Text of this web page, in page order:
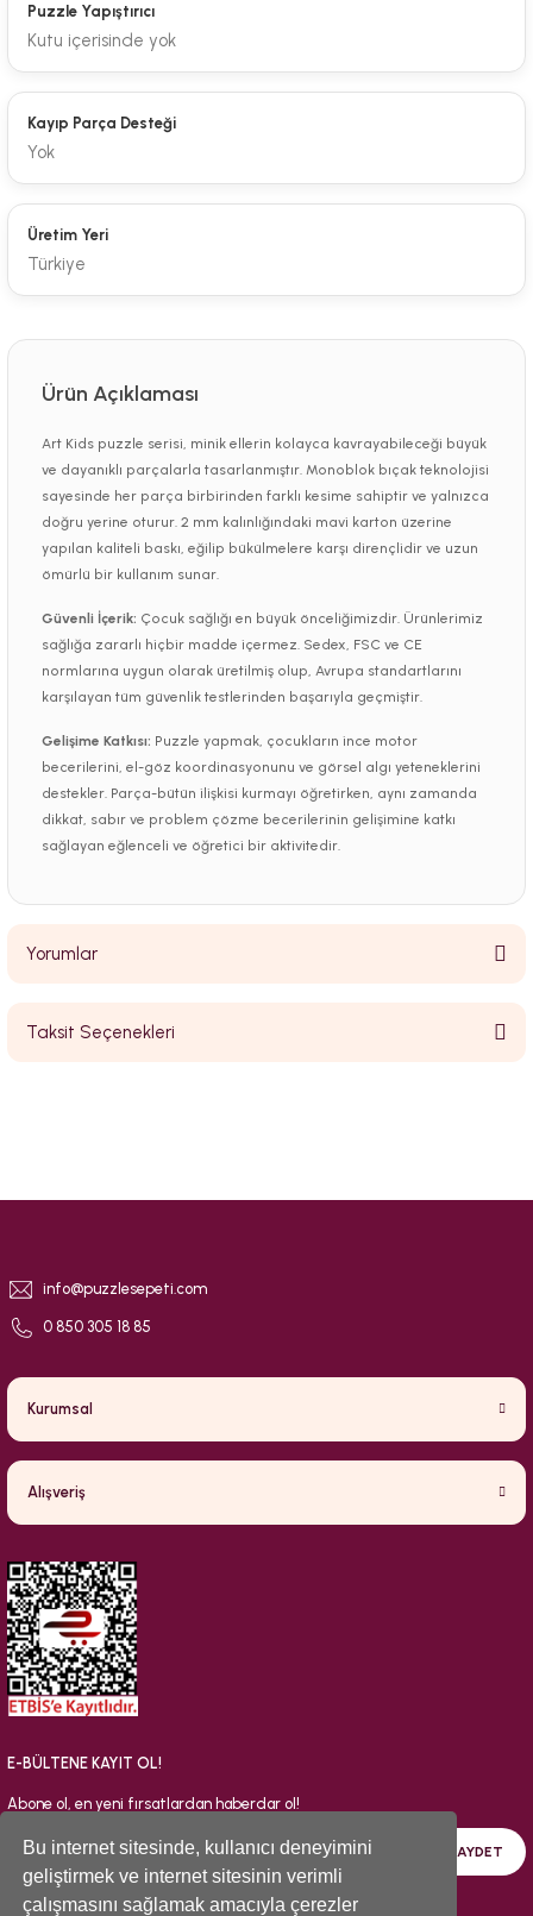
Bu internet sitesinde, kullanıcı deneyimini
geliştirmek ve internet sitesinin verimli
çalışmasını sağlamak amacıyla çerezler
Puzzle Yapıştırıcı
Kutu içerisinde yok
Kayıp Parça Desteği
Yok
Üretim Yeri
Türkiye
Ürün Açıklaması
Art Kids puzzle serisi, minik ellerin kolayca kavrayabileceği büyük
ve dayanıklı parçalarla tasarlanmıştır. Monoblok bıçak teknolojisi
sayesinde her parça birbirinden farklı kesime sahiptir ve yalnızca
doğru yerine oturur. 2 mm kalınlığındaki mavi karton üzerine
yapılan kaliteli baskı, eğilip bükülmelere karşı dirençlidir ve uzun
ömürlü bir kullanım sunar.
Güvenli İçerik: Çocuk sağlığı en büyük önceliğimizdir. Ürünlerimiz
sağlığa zararlı hiçbir madde içermez. Sedex, FSC ve CE
normlarına uygun olarak üretilmiş olup, Avrupa standartlarını
karşılayan tüm güvenlik testlerinden başarıyla geçmiştir.
Gelişime Katkısı: Puzzle yapmak, çocukların ince motor
becerilerini, el-göz koordinasyonunu ve görsel algı yeteneklerini
destekler. Parça-bütün ilişkisi kurmayı öğretirken, aynı zamanda
dikkat, sabır ve problem çözme becerilerinin gelişimine katkı
sağlayan eğlenceli ve öğretici bir aktivitedir.
Yorumlar
Taksit Seçenekleri
info@puzzlesepeti.com
0 850 305 18 85
Kurumsal
Alışveriş
E-BÜLTENE KAYIT OL!
Abone ol, en yeni fırsatlardan haberdar ol!
KAYDET